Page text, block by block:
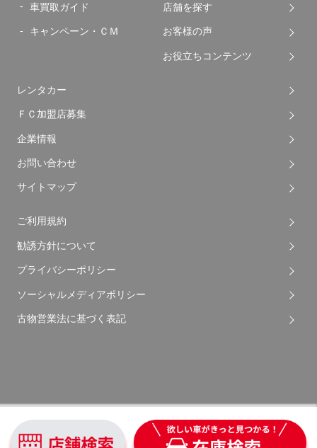
車買取ガイド
キャンペーン・ＣＭ
店舗を探す
お客様の声
お役立ちコンテンツ
レンタカー
ＦＣ加盟店募集
企業情報
お問い合わせ
サイトマップ
ご利用規約
勧誘方針について
プライバシーポリシー
ソーシャルメディアポリシー
古物営業法に基づく表記